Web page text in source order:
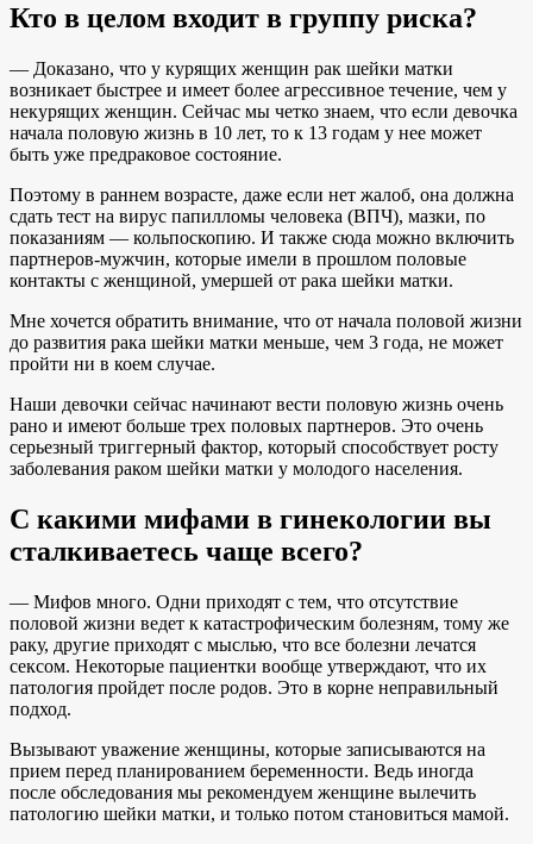
Кто в целом входит в группу риска?
— Доказано, что у курящих женщин рак шейки матки
возникает быстрее и имеет более агрессивное течение, чем у
некурящих женщин. Сейчас мы четко знаем, что если девочка
начала половую жизнь в 10 лет, то к 13 годам у нее может
быть уже предраковое состояние.
Поэтому в раннем возрасте, даже если нет жалоб, она должна
сдать тест на вирус папилломы человека (ВПЧ), мазки, по
показаниям — кольпоскопию. И также сюда можно включить
партнеров-мужчин, которые имели в прошлом половые
контакты с женщиной, умершей от рака шейки матки.
Мне хочется обратить внимание, что от начала половой жизни
до развития рака шейки матки меньше, чем 3 года, не может
пройти ни в коем случае.
Наши девочки сейчас начинают вести половую жизнь очень
рано и имеют больше трех половых партнеров. Это очень
серьезный триггерный фактор, который способствует росту
заболевания раком шейки матки у молодого населения.
С какими мифами в гинекологии вы
сталкиваетесь чаще всего?
— Мифов много. Одни приходят с тем, что отсутствие
половой жизни ведет к катастрофическим болезням, тому же
раку, другие приходят с мыслью, что все болезни лечатся
сексом. Некоторые пациентки вообще утверждают, что их
патология пройдет после родов. Это в корне неправильный
подход.
Вызывают уважение женщины, которые записываются на
прием перед планированием беременности. Ведь иногда
после обследования мы рекомендуем женщине вылечить
патологию шейки матки, и только потом становиться мамой.